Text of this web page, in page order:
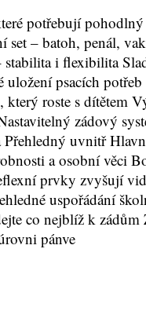
potřebují
– batoh, penál,
i flexibilita
psacích
roste s dítětem
zádový
uvnitř
a osobní věci
prvky zvyšují
uspořádání
co nejblíž k
pánve